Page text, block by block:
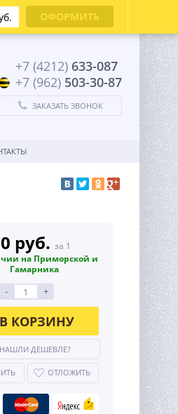
+7 (4212) 633-087
+7 (962) 503-30-87
ЗАКАЗАТЬ ЗВОНОК
руб. за 1
на Приморской и
Гамарника
- +
В КОРЗИНУ
НАШЛИ ДЕШЕВЛЕ?
ОТЛОЖИТЬ
ОФОРМИТЬ